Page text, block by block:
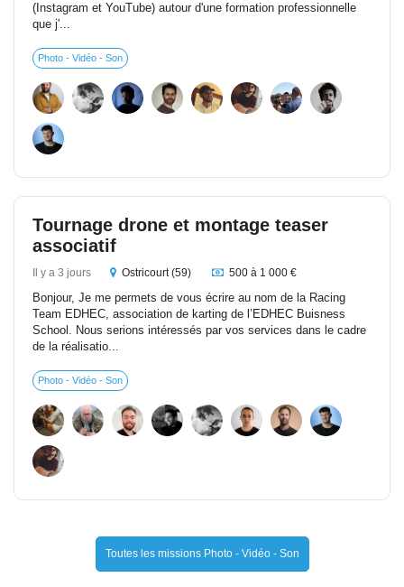
(Instagram et YouTube) autour d'une formation professionnelle
que j'...
Photo - Vidéo - Son
Tournage drone et montage teaser
associatif
Il y a 3 jours Ostricourt (59) 500 à 1 000 €
Bonjour, Je me permets de vous écrire au nom de la Racing
Team EDHEC, association de karting de l’EDHEC Buisness
School. Nous serions intéressés par vos services dans le cadre
de la réalisatio...
Photo - Vidéo - Son
Toutes les missions Photo - Vidéo - Son